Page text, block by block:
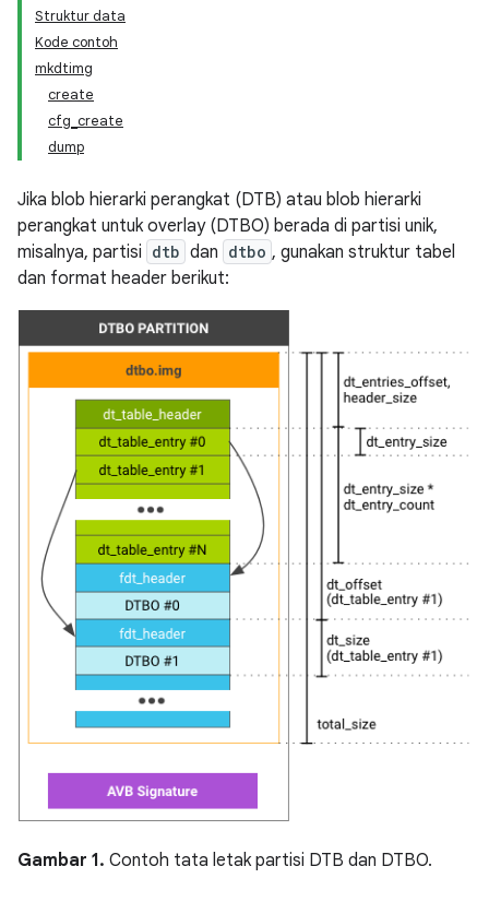
Struktur data
Kode contoh
mkdtimg
create
cfg_create
dump
Jika blob hierarki perangkat (DTB) atau blob hierarki
perangkat untuk overlay (DTBO) berada di partisi unik,
misalnya, partisi dtb dan dtbo , gunakan struktur tabel
dan format header berikut:
Gambar 1. Contoh tata letak partisi DTB dan DTBO.